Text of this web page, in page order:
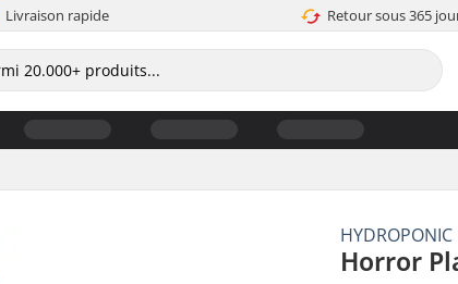
Livraison rapide Retour sous 365
HYDROPONIC
Horror